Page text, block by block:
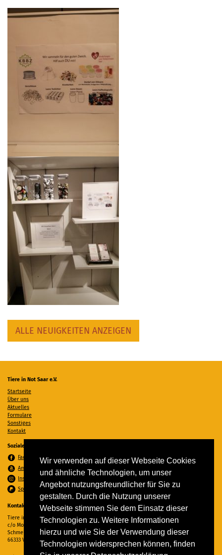
Wir verwenden auf dieser Webseite Cookies
und ähnliche Technologien, um unser
Angebot nutzungsfreundlicher für Sie zu
gestalten. Durch die Nutzung unserer
Webseite stimmen Sie dem Einsatz dieser
Technologien zu. Weitere Informationen
hierzu und wie Sie der Verwendung dieser
Technologien widersprechen können, finden
ALLE NEUIGKEITEN ANZEIGEN
Tiere in Not Saar e.V.
Startseite
Über uns
Aktuelles
Formulare
Sonstiges
Kontakt
Soziale Medien
Facebook
Amazon Wunschzettel
Instagram
Spenden per PayPal
Kontakt
Tiere in Not Saar e.V.
c/o Monika Ewen
Schmelzer Straße 22
66333 Völklingen